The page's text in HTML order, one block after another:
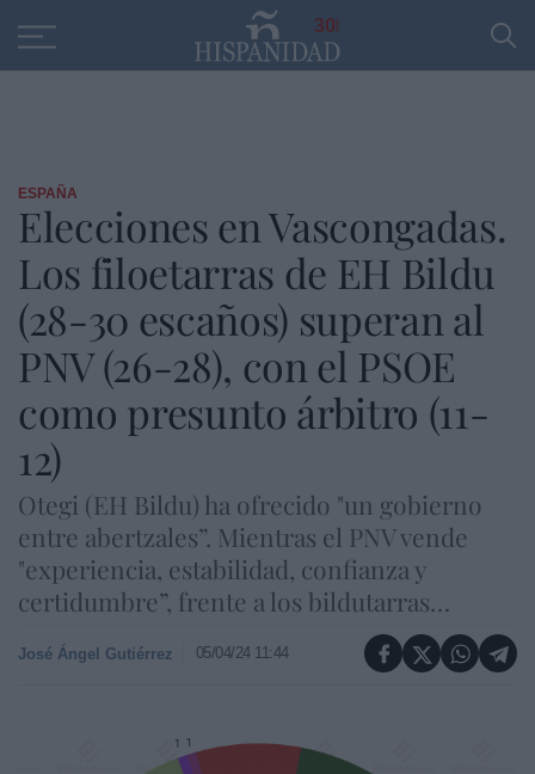
30
ESPAÑA
Elecciones en Vascongadas.
Los filoetarras de EH Bildu
(28-30 escaños) superan al
PNV (26-28), con el PSOE
como presunto árbitro (11-
12)
Otegi (EH Bildu) ha ofrecido "un gobierno
entre abertzales”. Mientras el PNV vende
"experiencia, estabilidad, confianza y
certidumbre”, frente a los bildutarras…
José Ángel Gutiérrez 05/04/24 11:44